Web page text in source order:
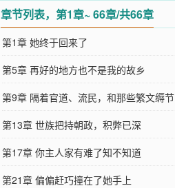
章节列表，第1章~ 66章/共66章
第1章 她终于回来了
第5章 再好的地方也不是我的故乡
第9章 隔着官道、流民，和那些繁文缛节
第13章 世族把持朝政，积弊已深
第17章 你主人家有难了知不知道
第21章 偏偏赶巧撞在了她手上